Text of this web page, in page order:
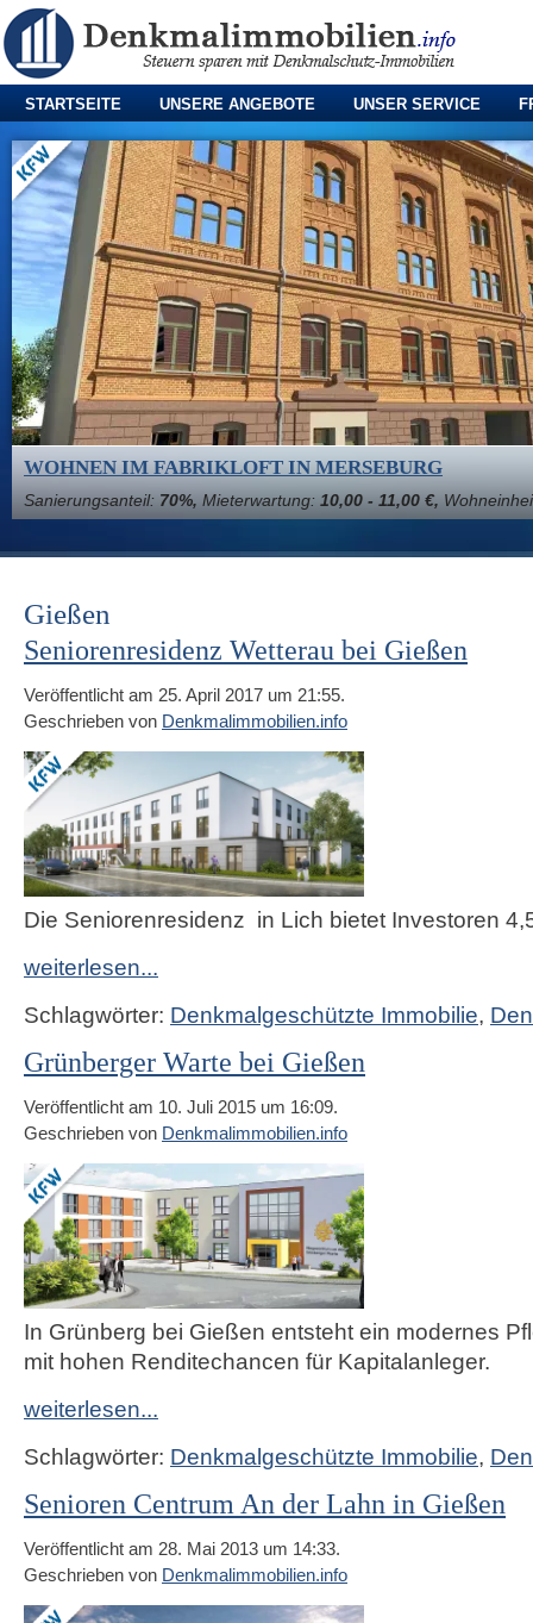
STARTSEITE UNSERE ANGEBOTE UNSER SERVICE
WOHNEN IM FABRIKLOFT IN MERSEBURG
Sanierungsanteil: 70%, Mieterwartung: 10,00 - 11,00 €,
Gießen
Seniorenresidenz Wetterau bei Gießen
Veröffentlicht am 25. April 2017 um 21:55.
Geschrieben von Denkmalimmobilien.info
Die Seniorenresidenz in Lich bietet Investoren
weiterlesen...
Schlagwörter: Denkmalgeschützte Immobilie,
Grünberger Warte bei Gießen
Veröffentlicht am 10. Juli 2015 um 16:09.
Geschrieben von Denkmalimmobilien.info
In Grünberg bei Gießen entsteht ein modernes
mit hohen Renditechancen für Kapitalanleger.
weiterlesen...
Schlagwörter: Denkmalgeschützte Immobilie,
Senioren Centrum An der Lahn in Gießen
Veröffentlicht am 28. Mai 2013 um 14:33.
Geschrieben von Denkmalimmobilien.info